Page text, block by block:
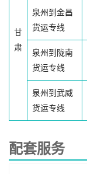
甘
肃
泉州到金昌
货运专线
泉州到陇南
货运专线
泉州到武威
货运专线
配套服务